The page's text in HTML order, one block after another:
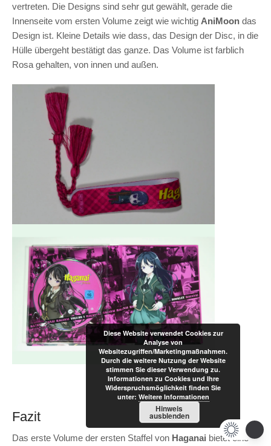
vertreten. Die Designs sind sehr gut gewählt, gerade die
Innenseite vom ersten Volume zeigt wie wichtig AniMoon das
Design ist. Kleine Details wie dass, das Design der Disc, in die
Hülle übergeht bestätigt das ganze. Das Volume ist farblich
Rosa gehalten, von innen und außen.
Fazit
Das erste Volume der ersten Staffel von Haganai bietet eine
Diese Website verwendet Cookies zur
Analyse von
Websitezugriffen/Marketingmaßnahmen.
Durch die weitere Nutzung der Website
stimmen Sie dieser Verwendung zu.
Informationen zu Cookies und Ihre
Widerspruchsmöglichkeit finden Sie
unter: Weitere Informationen
Hinweis
ausblenden